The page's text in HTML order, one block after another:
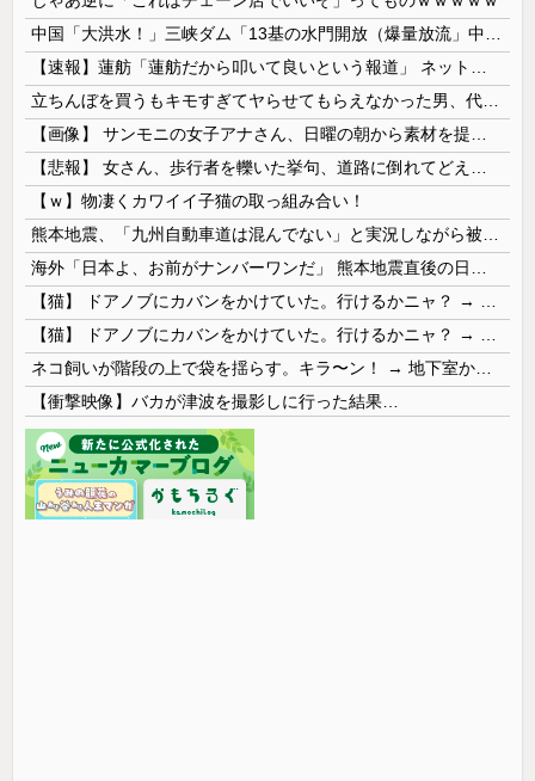
【ｗ】物凄くカワイイ子猫の取っ組み合い！
【衝撃映像】バカが津波を撮影しに行った結果…